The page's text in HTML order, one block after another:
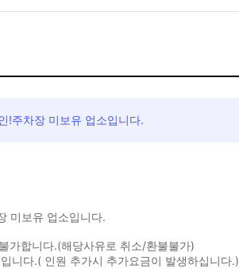
!주차장 미보유 업소입니다.
미보유 업소입니다.
가합니다.(해당사유로 취소/환불불가)
니다.( 인원 추가시 추가요금이 발생하십니다.)